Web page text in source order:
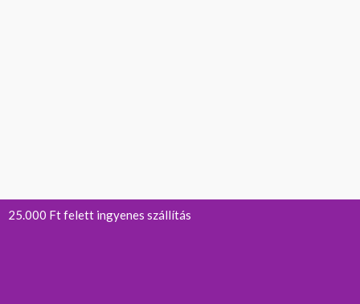
25.000 Ft felett ingyenes szállítás